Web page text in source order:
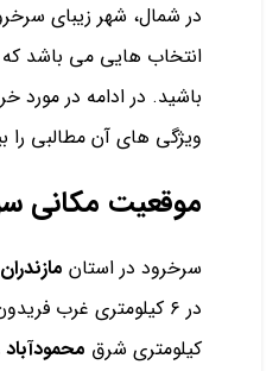
در شمال، شهر زیبای
انتخاب هایی می باشد که
باشید. در ادامه در مورد
ویژگی های آن مطالبی را
موقعیت مکانی
سرخرود در استان
در ۶ کیلومتری غرب
کیلومتری شرق محمودآباد